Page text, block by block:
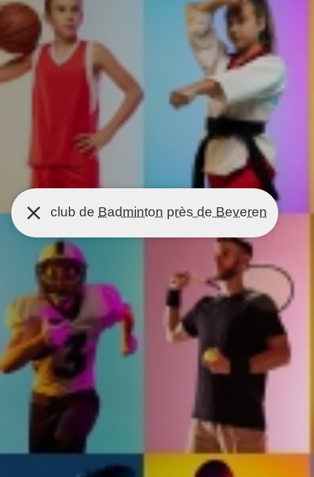
club de Badminton près de Beveren